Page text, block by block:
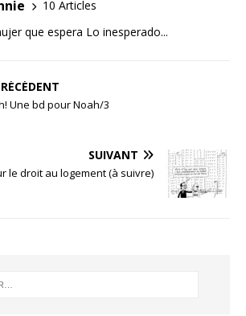
10 Articles
que espera Lo inesperado...
Une bd pour Noah/3
SUIVANT
le droit au logement (à suivre)